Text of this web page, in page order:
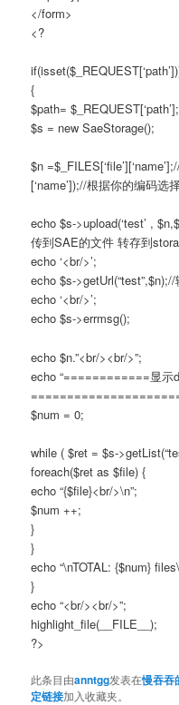
</form>
<?
{
$path=
$s = new SaeStorage();
$n
[‘name’]);//根据你的编码
echo $s->upload(‘test’ ,
传到SAE的文件 转存到
echo ‘<br/>’;
echo $s-
echo ‘<br/>’;
echo $s->errmsg();
echo $n.”<br/><br/>”;
echo “============显示
$num = 0;
while ( $ret = $s-
foreach($ret as $file) {
echo “{$file}<br/>\n”;
$num ++;
}
}
echo “\nTOTAL: {$num}
}
echo “<br/><br/>”;
highlight_file(__FILE__);
?>
此条目由anntgg发表在慢吞吞
定链接加入收藏夹。